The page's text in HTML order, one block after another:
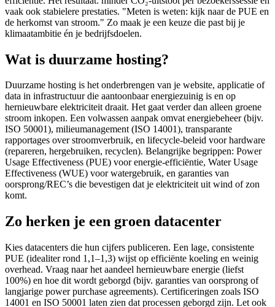
vaak ook stabielere prestaties. "Meten is weten: kijk naar de PUE en
de herkomst van stroom." Zo maak je een keuze die past bij je
klimaatambitie én je bedrijfsdoelen.
Wat is duurzame hosting?
Duurzame hosting is het onderbrengen van je website, applicatie of
data in infrastructuur die aantoonbaar energiezuinig is en op
hernieuwbare elektriciteit draait. Het gaat verder dan alleen groene
stroom inkopen. Een volwassen aanpak omvat energiebeheer (bijv.
ISO 50001), milieumanagement (ISO 14001), transparante
rapportages over stroomverbruik, en lifecycle-beleid voor hardware
(repareren, hergebruiken, recyclen). Belangrijke begrippen: Power
Usage Effectiveness (PUE) voor energie-efficiëntie, Water Usage
Effectiveness (WUE) voor watergebruik, en garanties van
oorsprong/REC’s die bevestigen dat je elektriciteit uit wind of zon
komt.
Zo herken je een groen datacenter
Kies datacenters die hun cijfers publiceren. Een lage, consistente
PUE (idealiter rond 1,1–1,3) wijst op efficiënte koeling en weinig
overhead. Vraag naar het aandeel hernieuwbare energie (liefst
100%) en hoe dit wordt geborgd (bijv. garanties van oorsprong of
langjarige power purchase agreements). Certificeringen zoals ISO
14001 en ISO 50001 laten zien dat processen geborgd zijn. Let ook